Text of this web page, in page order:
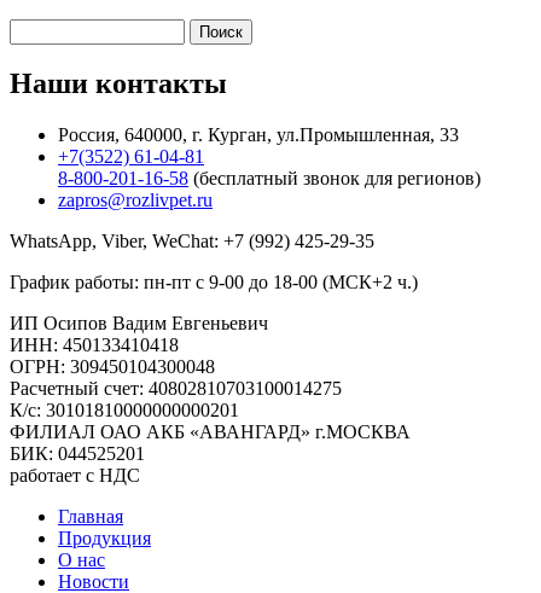
Наши контакты
Россия, 640000, г. Курган, ул.Промышленная, 33
+7(3522) 61-04-81
8-800-201-16-58 (бесплатный звонок для регионов)
zapros@rozlivpet.ru
WhatsApp, Viber, WeChat: +7 (992) 425-29-35
График работы: пн-пт с 9-00 до 18-00 (МСК+2 ч.)
ИП Осипов Вадим Евгеньевич
ИНН: 450133410418
ОГРН: 309450104300048
Расчетный счет: 40802810703100014275
К/с: 30101810000000000201
ФИЛИАЛ ОАО АКБ «АВАНГАРД» г.МОСКВА
БИК: 044525201
работает с НДС
Главная
Продукция
О нас
Новости